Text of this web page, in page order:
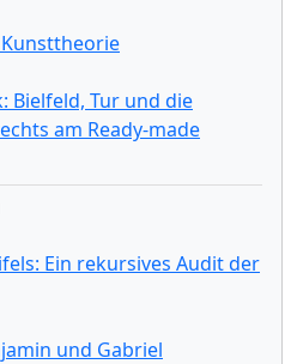
Bielfeld, Tur und die
am Ready-made
Ein rekursives Audit der
und Gabriel